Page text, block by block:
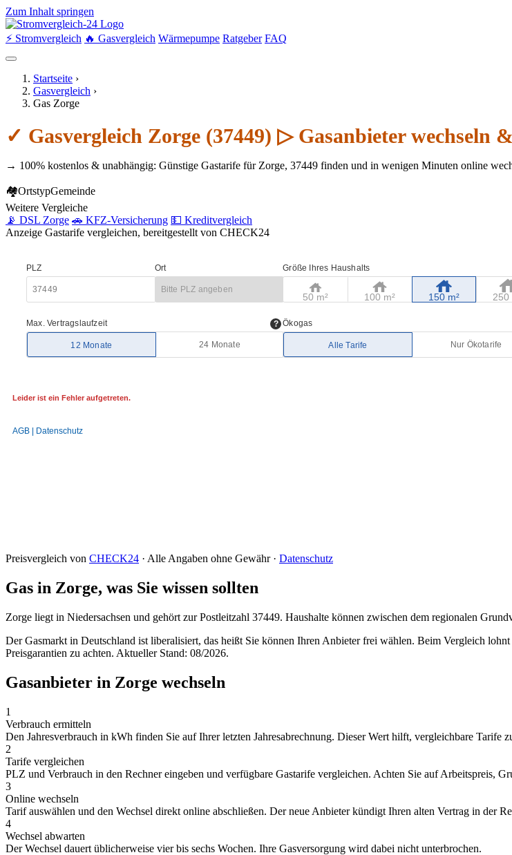
Zum Inhalt springen
⚡ Stromvergleich 🔥 Gasvergleich Wärmepumpe Ratgeber FAQ
Startseite ›
Gasvergleich ›
Gas Zorge
✓ Gasvergleich Zorge (37449) ▷ Gasanbieter wechseln
→ 100% kostenlos & unabhängig: Günstige Gastarife für Zorge, 37449 finden und in wenigen Minuten online
🏘OrtstypGemeinde
Weitere Vergleiche
📡 DSL Zorge 🚗 KFZ-Versicherung 💵 Kreditvergleich
Anzeige Gastarife vergleichen, bereitgestellt von CHECK24
Preisvergleich von CHECK24 · Alle Angaben ohne Gewähr · Datenschutz
Gas in Zorge, was Sie wissen sollten
Zorge liegt in Niedersachsen und gehört zur Postleitzahl 37449. Haushalte können zwischen dem regionalen
Der Gasmarkt in Deutschland ist liberalisiert, das heißt Sie können Ihren Anbieter frei wählen. Beim Vergleich
Preisgarantien zu achten. Aktueller Stand: 08/2026.
Gasanbieter in Zorge wechseln
1
Verbrauch ermitteln
Den Jahresverbrauch in kWh finden Sie auf Ihrer letzten Jahresabrechnung. Dieser Wert hilft, vergleichbare Tarife
2
Tarife vergleichen
PLZ und Verbrauch in den Rechner eingeben und verfügbare Gastarife vergleichen. Achten Sie auf Arbeitspreis,
3
Online wechseln
Tarif auswählen und den Wechsel direkt online abschließen. Der neue Anbieter kündigt Ihren alten Vertrag in der
4
Wechsel abwarten
Der Wechsel dauert üblicherweise vier bis sechs Wochen. Ihre Gasversorgung wird dabei nicht unterbrochen.